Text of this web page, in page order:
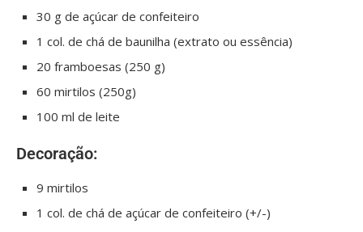
30 g de açúcar de confeiteiro
1 col. de chá de baunilha (extrato ou essência)
20 framboesas (250 g)
60 mirtilos (250g)
100 ml de leite
Decoração:
9 mirtilos
1 col. de chá de açúcar de confeiteiro (+/-)